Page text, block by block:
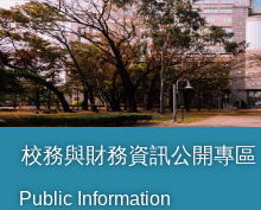
區
校務與財務資訊公開專區
Public Information